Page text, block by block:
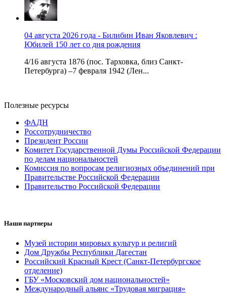
04 августа 2026 года - Билибин Иван Яковлевич :
Юбилей 150 лет со дня рождения
4/16 августа 1876 (пос. Тарховка, близ Санкт-
Петербурга) –7 февраля 1942 (Лен...
Полезные ресурсы
ФАДН
Россотрудничество
Президент России
Комитет Государственной Думы Российской Федерации
по делам национальностей
Комиссия по вопросам религиозных объединений при
Правительстве Российской Федерации
Правительство Российской Федерации
Наши партнеры
Музей истории мировых культур и религий
Дом Дружбы Республики Дагестан
Российский Красный Крест (Санкт-Петербургское
отделение)
ГБУ «Московский дом национальностей»
Международный альянс «Трудовая миграция»